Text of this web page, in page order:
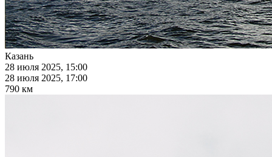
Казань
28 июля 2025, 15:00
28 июля 2025, 17:00
790 км